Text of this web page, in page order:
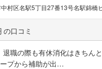
村区名駅5丁目27番13号名駅錦橋
職の際も有休消化はきちん
プから補助が出…